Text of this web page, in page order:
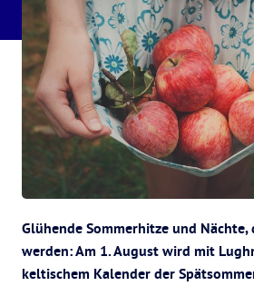
Glühende Sommerhitze und
werden: Am 1. August wird mit
keltischem Kalender der